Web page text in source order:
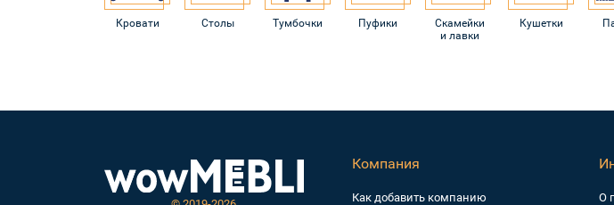
Кровати Столы Тумбочки Пуфики
Скамейки
и лавки
Кушетки
Компания
Как добавить компанию О